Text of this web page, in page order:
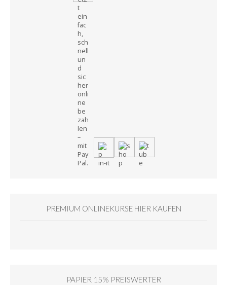
PREMIUM ONLINEKURSE HIER KAUFEN
PAPIER 15% PREISWERTER